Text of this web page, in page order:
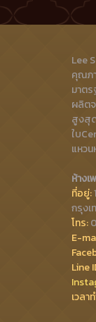
Lee
คุณภ
มาตร
ผลิตจ
สูงสุ
ใบ
แหว
ห้างเ
ที่อยู่:
กรุง
โทร:
E-
Line
เวลา